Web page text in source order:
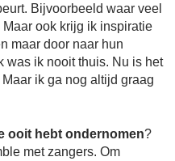
Bijvoorbeeld waar veel
ook krijg ik inspiratie
maar door naar hun
was ik nooit thuis. Nu is het
ik ga nog altijd graag
ooit hebt ondernomen?
met zangers. Om